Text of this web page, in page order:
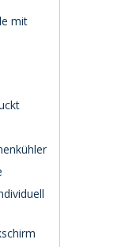
mit